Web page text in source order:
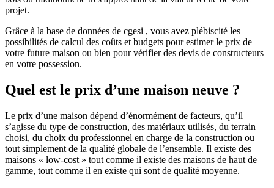
projet.
Grâce à la base de données de cgesi , vous avez plébiscité les
possibilités de calcul des coûts et budgets pour estimer le prix de
votre future maison ou bien pour vérifier des devis de constructeurs
en votre possession.
Quel est le prix d’une maison neuve ?
Le prix d’une maison dépend d’énormément de facteurs, qu’il
s’agisse du type de construction, des matériaux utilisés, du terrain
choisi, du choix du professionnel en charge de la construction ou
tout simplement de la qualité globale de l’ensemble. Il existe des
maisons « low-cost » tout comme il existe des maisons de haut de
gamme, tout comme il en existe qui sont de qualité moyenne.